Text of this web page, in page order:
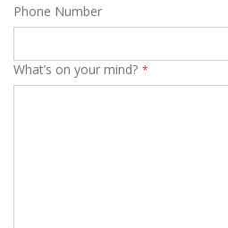
Phone Number
What’s on your mind?